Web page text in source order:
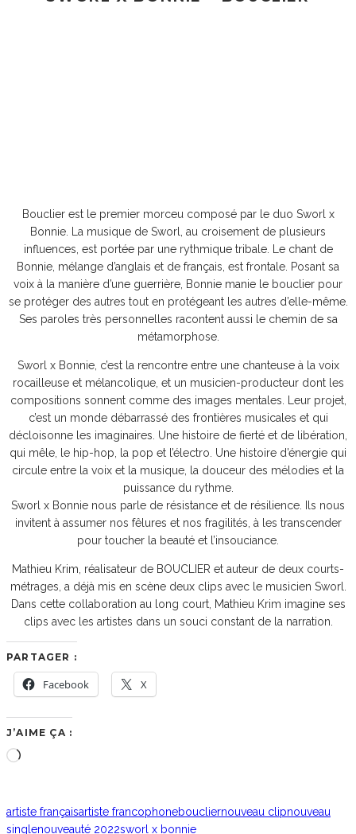
Bouclier est le premier morceu composé par le duo Sworl x
Bonnie. La musique de Sworl, au croisement de plusieurs
influences, est portée par une rythmique tribale. Le chant de
Bonnie, mélange d’anglais et de français, est frontale. Posant sa
voix à la manière d’une guerrière, Bonnie manie le bouclier pour
se protéger des autres tout en protégeant les autres d’elle-même.
Ses paroles très personnelles racontent aussi le chemin de sa
métamorphose.
Sworl x Bonnie, c’est la rencontre entre une chanteuse à la voix
rocailleuse et mélancolique, et un musicien-producteur dont les
compositions sonnent comme des images mentales. Leur projet,
c’est un monde débarrassé des frontières musicales et qui
décloisonne les imaginaires. Une histoire de fierté et de libération,
qui mêle, le hip-hop, la pop et l’électro. Une histoire d’énergie qui
circule entre la voix et la musique, la douceur des mélodies et la
puissance du rythme.
Sworl x Bonnie nous parle de résistance et de résilience. Ils nous
invitent à assumer nos fêlures et nos fragilités, à les transcender
pour toucher la beauté et l’insouciance.
Mathieu Krim, réalisateur de BOUCLIER et auteur de deux courts-
métrages, a déjà mis en scène deux clips avec le musicien Sworl.
Dans cette collaboration au long court, Mathieu Krim imagine ses
clips avec les artistes dans un souci constant de la narration.
PARTAGER :
Facebook X
J’AIME ÇA :
Chargement…
artiste françaisartiste francophoneboucliernouveau clipnouveau
singlenouveauté 2022sworl x bonnie